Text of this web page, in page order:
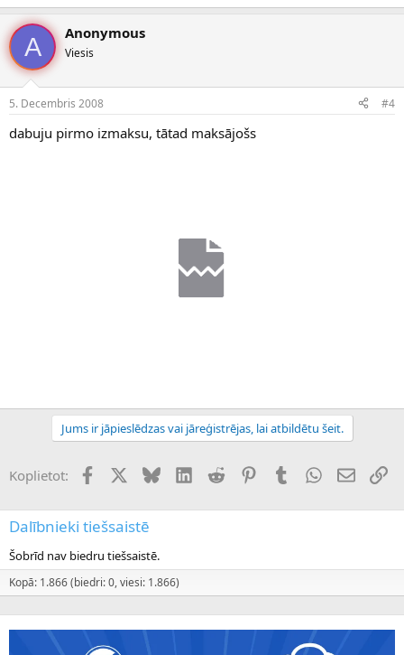
A Anonymous
Viesis
5. Decembris 2008 #4
dabuju pirmo izmaksu, tātad maksājošs
Jums ir jāpieslēdzas vai jāreģistrējas, lai atbildētu šeit.
Koplietot: FacebookX (Twitter)
BlueskyLinkedInReddit PinterestTumblrWhatsApp
E-pasts
Dalībnieki tiešsaistē
Šobrīd nav biedru tiešsaistē.
Kopā: 1.866 (biedri: 0, viesi: 1.866)